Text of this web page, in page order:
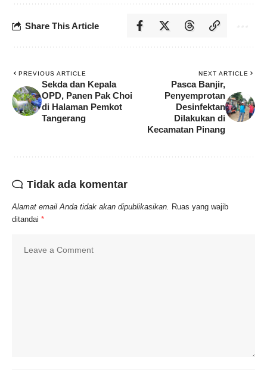
Share This Article
PREVIOUS ARTICLE
Sekda dan Kepala
OPD, Panen Pak Choi
di Halaman Pemkot
Tangerang
NEXT ARTICLE
Pasca Banjir,
Penyemprotan
Desinfektan
Dilakukan di
Kecamatan Pinang
Tidak ada komentar
Alamat email Anda tidak akan dipublikasikan. Ruas yang wajib
ditandai *